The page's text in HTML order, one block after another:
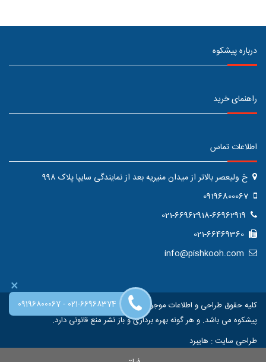
درباره پیشکوه
راهنمای خرید
اطلاعات تماس
خ ولیعصر بالاتر از میدان منیریه بعد از نمایندگی سایپا پلاک 998
کلیه حقوق طراحی و اطلاعات موجود در این سایت متعلق به فروشگاه اینترنتی
پیشکوه می باشد. و هر گونه بهره برداری و باز نشر منع قانونی دارد.
طراحی سایت: هایبرد
×
09196800067- 021-66968374